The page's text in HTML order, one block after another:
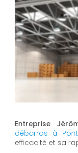
Entreprise
débarras à
efficacité et sa